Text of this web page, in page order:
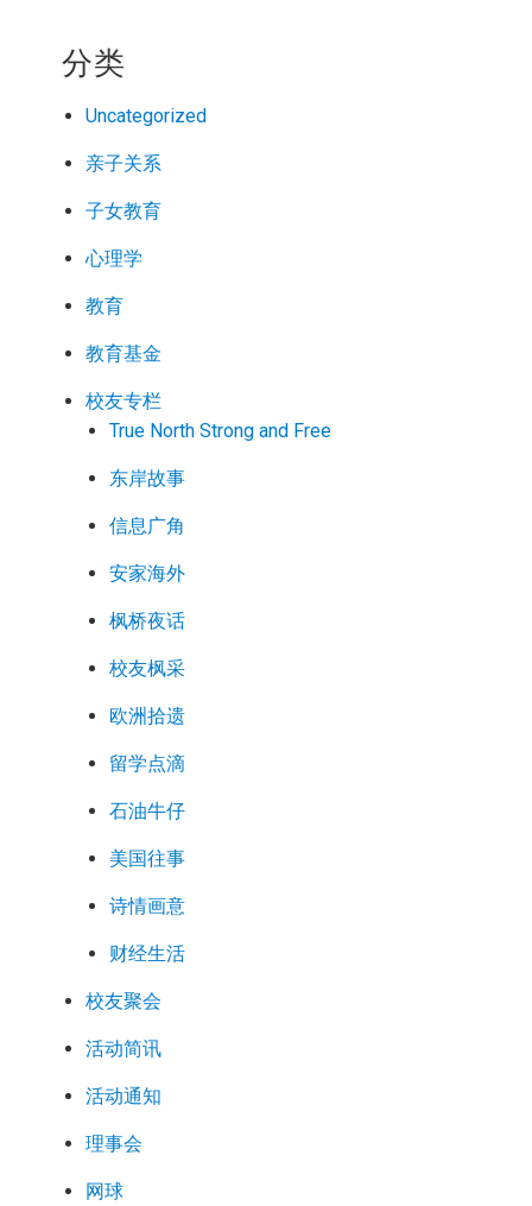
分类
Uncategorized
亲子关系
子女教育
心理学
教育
教育基金
校友专栏
True North Strong and Free
东岸故事
信息广角
安家海外
枫桥夜话
校友枫采
欧洲拾遗
留学点滴
石油牛仔
美国往事
诗情画意
财经生活
校友聚会
活动简讯
活动通知
理事会
网球